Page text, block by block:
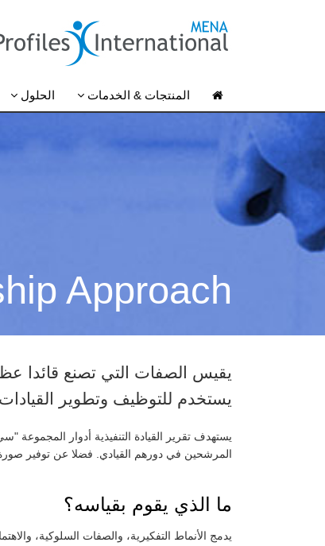
المنتجات & الخدمات الحلول
Approach
يقيس الصفات التي تصنع قائدا
يستخدم للتوظيف وتطوير
يستهدف تقرير القيادة التنفيذية أدوار المجموعة
المرشحين في دورهم القيادي. فضلا عن توفير
ما الذي يقوم بقياسه؟
يدمج الأنماط التفكيرية، والصفات السلوكية،